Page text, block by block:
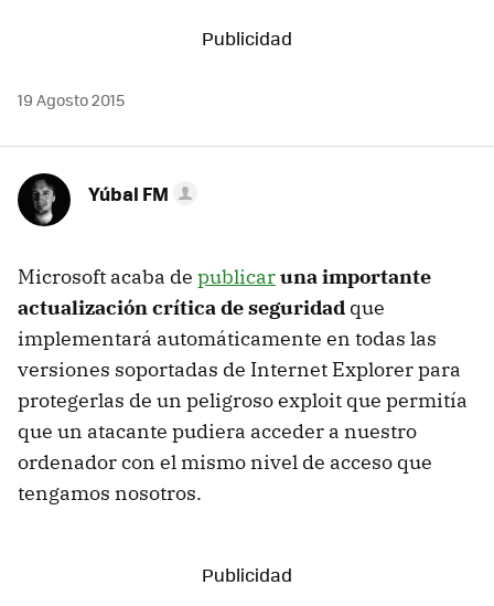
MAIL
19 Agosto 2015
Yúbal FM
Microsoft acaba de publicaruna importante
actualización crítica de seguridad que
implementará automáticamente en todas las
versiones soportadas de Internet Explorer para
protegerlas de un peligroso exploit que permitía
que un atacante pudiera acceder a nuestro
ordenador con el mismo nivel de acceso que
tengamos nosotros.